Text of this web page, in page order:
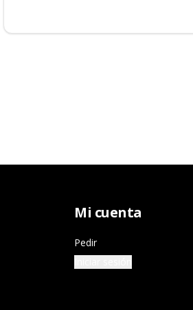
Mi cuenta
Pedir